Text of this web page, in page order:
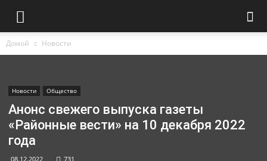
Домой Новости
Новости Общество
Анонс свежего выпуска газеты
«Районные вести» на 10 декабря 2022
года
08.12.2022 731